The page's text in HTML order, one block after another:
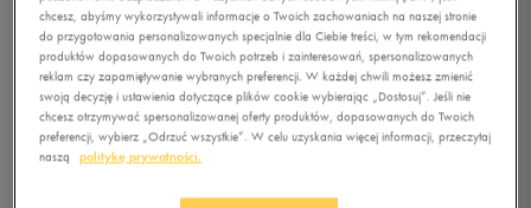
1/4
chcesz, abyśmy wykorzystywali informacje o Twoich zachowaniach na naszej stronie
do przygotowania personalizowanych specjalnie dla Ciebie treści, w tym rekomendacji
produktów dopasowanych do Twoich potrzeb i zainteresowań, spersonalizowanych
reklam czy zapamiętywanie wybranych preferencji. W każdej chwili możesz zmienić
swoją decyzję i ustawienia dotyczące plików cookie wybierając „Dostosuj”. Jeśli nie
chcesz otrzymywać spersonalizowanej oferty produktów, dopasowanych do Twoich
preferencji, wybierz „Odrzuć wszystkie”. W celu uzyskania więcej informacji, przeczytaj
naszą
politykę prywatności.